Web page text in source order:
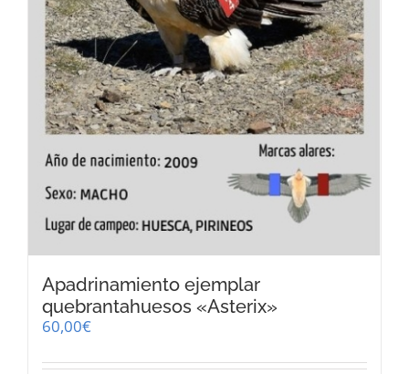
Apadrinamiento ejemplar
quebrantahuesos «Asterix»
60,00€